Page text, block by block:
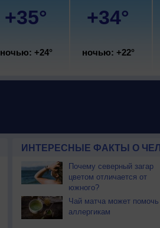
+35°
ночью: +24°
+34°
ночью: +22°
ИНТЕРЕСНЫЕ ФАКТЫ О
Почему северный загар
цветом отличается от
южного?
Чай матча может помочь
аллергикам